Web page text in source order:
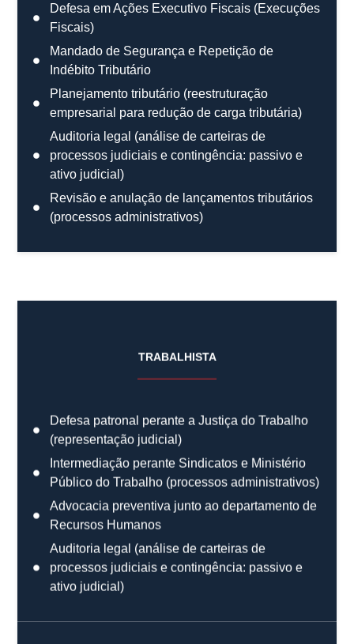
Defesa em Ações Executivo Fiscais (Execuções
Fiscais)
Mandado de Segurança e Repetição de
Indébito Tributário
Planejamento tributário (reestruturação
empresarial para redução de carga tributária)
Auditoria legal (análise de carteiras de
processos judiciais e contingência: passivo e
ativo judicial)
Revisão e anulação de lançamentos tributários
(processos administrativos)
TRABALHISTA
Defesa patronal perante a Justiça do Trabalho
(representação judicial)
Intermediação perante Sindicatos e Ministério
Público do Trabalho (processos administrativos)
Advocacia preventiva junto ao departamento de
Recursos Humanos
Auditoria legal (análise de carteiras de
processos judiciais e contingência: passivo e
ativo judicial)